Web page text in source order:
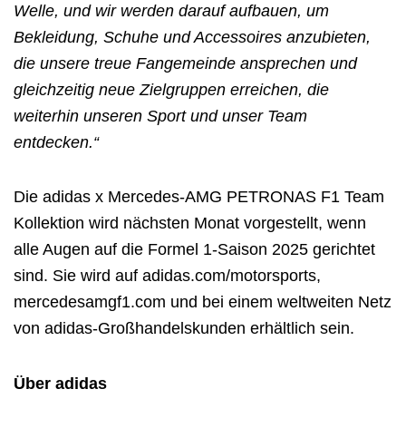
Welle, und wir werden darauf aufbauen, um
Bekleidung, Schuhe und Accessoires anzubieten,
die unsere treue Fangemeinde ansprechen und
gleichzeitig neue Zielgruppen erreichen, die
weiterhin unseren Sport und unser Team
entdecken.“
Die adidas x Mercedes-AMG PETRONAS F1 Team
Kollektion wird nächsten Monat vorgestellt, wenn
alle Augen auf die Formel 1-Saison 2025 gerichtet
sind. Sie wird auf adidas.com/motorsports,
mercedesamgf1.com und bei einem weltweiten Netz
von adidas-Großhandelskunden erhältlich sein.
Über adidas